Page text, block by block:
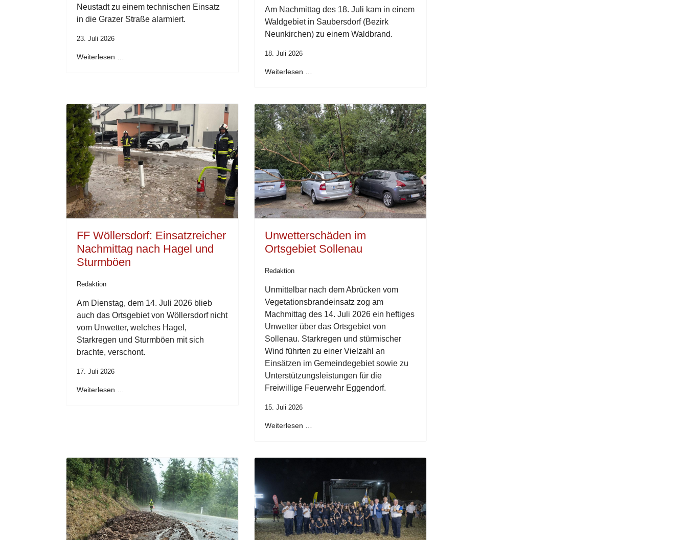
Neustadt zu einem technischen Einsatz
in die Grazer Straße alarmiert.
23. Juli 2026
Weiterlesen …
Am Nachmittag des 18. Juli kam in einem
Waldgebiet in Saubersdorf (Bezirk
Neunkirchen) zu einem Waldbrand.
18. Juli 2026
Weiterlesen …
FF Wöllersdorf: Einsatzreicher
Nachmittag nach Hagel und
Sturmböen
Redaktion
Am Dienstag, dem 14. Juli 2026 blieb
auch das Ortsgebiet von Wöllersdorf nicht
vom Unwetter, welches Hagel,
Starkregen und Sturmböen mit sich
brachte, verschont.
17. Juli 2026
Weiterlesen …
Unwetterschäden im
Ortsgebiet Sollenau
Redaktion
Unmittelbar nach dem Abrücken vom
Vegetationsbrandeinsatz zog am
Machmittag des 14. Juli 2026 ein heftiges
Unwetter über das Ortsgebiet von
Sollenau. Starkregen und stürmischer
Wind führten zu einer Vielzahl an
Einsätzen im Gemeindegebiet sowie zu
Unterstützungsleistungen für die
Freiwillige Feuerwehr Eggendorf.
15. Juli 2026
Weiterlesen …